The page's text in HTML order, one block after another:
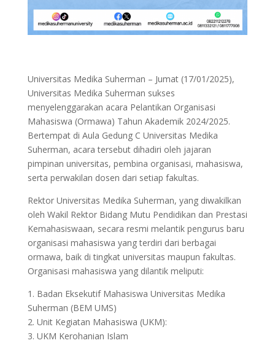
Universitas Medika Suherman – Jumat (17/01/2025),
Universitas Medika Suherman sukses
menyelenggarakan acara Pelantikan Organisasi
Mahasiswa (Ormawa) Tahun Akademik 2024/2025.
Bertempat di Aula Gedung C Universitas Medika
Suherman, acara tersebut dihadiri oleh jajaran
pimpinan universitas, pembina organisasi, mahasiswa,
serta perwakilan dosen dari setiap fakultas.
Rektor Universitas Medika Suherman, yang diwakilkan
oleh Wakil Rektor Bidang Mutu Pendidikan dan Prestasi
Kemahasiswaan, secara resmi melantik pengurus baru
organisasi mahasiswa yang terdiri dari berbagai
ormawa, baik di tingkat universitas maupun fakultas.
Organisasi mahasiswa yang dilantik meliputi:
1. Badan Eksekutif Mahasiswa Universitas Medika
Suherman (BEM UMS)
2. Unit Kegiatan Mahasiswa (UKM):
3. UKM Kerohanian Islam